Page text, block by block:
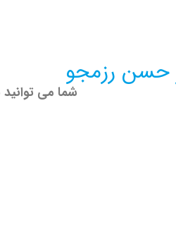
رزمجو
شما می